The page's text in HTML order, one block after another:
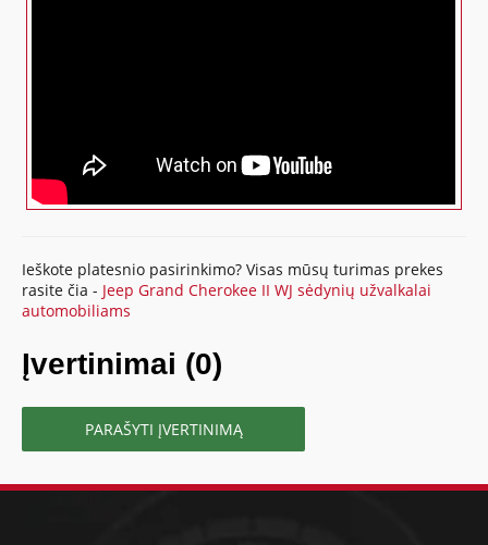
Ieškote platesnio pasirinkimo? Visas mūsų turimas prekes
rasite čia - Jeep Grand Cherokee II WJ sėdynių užvalkalai
automobiliams
Įvertinimai (0)
PARAŠYTI ĮVERTINIMĄ